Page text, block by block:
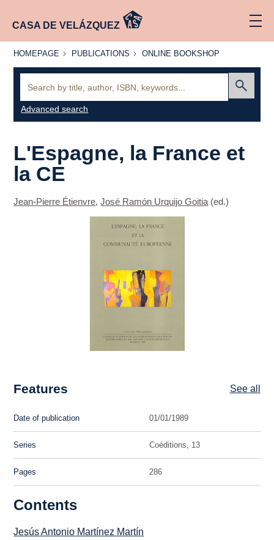
CASA DE VELÁZQUEZ
HOMEPAGE
HOMEPAGE PUBLICATIONS
PUBLICATIONS
ONLINE
ONLINE BOOKSHOP
Advanced search
L'Espagne, la France et
la CE
Jean-Pierre Étienvre,José Ramón Urquijo Goitia (ed.)
Features See all
Date of publication 01/01/1989
Series Coéditions, 13
Pages 286
Contents
Jesús Antonio Martínez Martín